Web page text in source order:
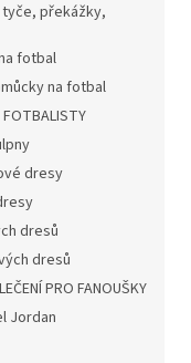
překážky,
fotbal
na fotbal
FOTBALISTY
dresy
dresů
dresů
PRO FANOUŠKY
Jordan